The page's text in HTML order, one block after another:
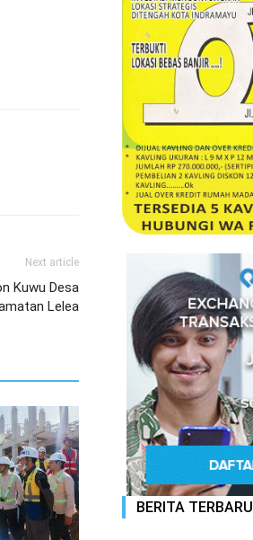
Next article
Kuwu Desa
Lelea
BERITA TERBARU